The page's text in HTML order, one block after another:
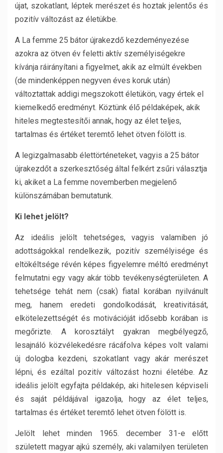
újat, szokatlant, léptek merészet és hoztak jelentős és
pozitív változást az életükbe.
A La femme 25 bátor újrakezdő kezdeményezése
azokra az ötven év feletti aktív személyiségekre
kívánja ráirányítani a figyelmet, akik az elmúlt években
(de mindenképpen negyven éves koruk után)
változtattak addigi megszokott életükön, vagy értek el
kiemelkedő eredményt. Köztünk élő példaképek, akik
hiteles megtestesítői annak, hogy az élet teljes,
tartalmas és értéket teremtő lehet ötven fölött is.
A legizgalmasabb élettörténeteket, vagyis a 25 bátor
újrakezdőt a szerkesztőség által felkért zsűri választja
ki, akiket a La femme novemberben megjelenő
különszámában bemutatunk.
Ki lehet jelölt?
Az ideális jelölt tehetséges, vagyis valamiben jó
adottságokkal rendelkezik, pozitív személyisége és
eltökéltsége révén képes figyelemre méltó eredményt
felmutatni egy vagy akár több tevékenységterületen. A
tehetsége tehát nem (csak) fiatal korában nyilvánult
meg, hanem eredeti gondolkodását, kreativitását,
elkötelezettségét és motivációját idősebb korában is
megőrizte. A korosztályt gyakran megbélyegző,
lesajnáló közvélekedésre rácáfolva képes volt valami
új dologba kezdeni, szokatlant vagy akár merészet
lépni, és ezáltal pozitív változást hozni életébe. Az
ideális jelölt egyfajta példakép, aki hitelesen képviseli
és saját példájával igazolja, hogy az élet teljes,
tartalmas és értéket teremtő lehet ötven fölött is.
Jelölt lehet minden 1965. december 31-e előtt
született magyar ajkú személy, aki valamilyen területen